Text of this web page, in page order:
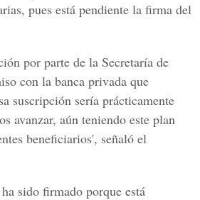
pues está pendiente la firma del
por parte de la Secretaría de
con la banca privada que
suscripción sería prácticamente
avanzar, aún teniendo este plan
beneficiarios', señaló el
sido firmado porque está